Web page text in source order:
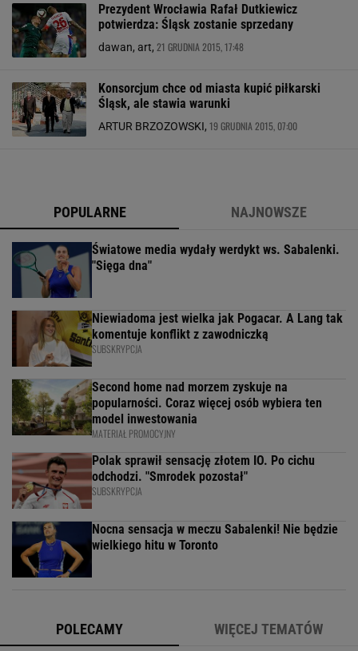
Prezydent Wrocławia Rafał Dutkiewicz
potwierdza: Śląsk zostanie sprzedany
dawan, art, 21 GRUDNIA 2015, 17:48
Konsorcjum chce od miasta kupić piłkarski
Śląsk, ale stawia warunki
ARTUR BRZOZOWSKI, 19 GRUDNIA 2015, 07:00
POPULARNE NAJNOWSZE
Światowe media wydały werdykt ws. Sabalenki.
"Sięga dna"
Niewiadoma jest wielka jak Pogacar. A Lang tak
komentuje konflikt z zawodniczką
SUBSKRYPCJA
Second home nad morzem zyskuje na
popularności. Coraz więcej osób wybiera ten
model inwestowania
MATERIAŁ PROMOCYJNY
Polak sprawił sensację złotem IO. Po cichu
odchodzi. "Smrodek pozostał"
SUBSKRYPCJA
Nocna sensacja w meczu Sabalenki! Nie będzie
wielkiego hitu w Toronto
POLECAMY WIĘCEJ TEMATÓW